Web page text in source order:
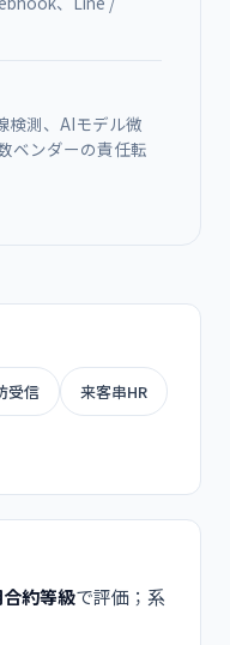
検測、AIモデル微
ベンダーの責任転
受信 来客串HR
約等級で評価；系